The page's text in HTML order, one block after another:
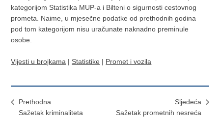
kategorijom Statistika MUP-a i Bilteni o sigurnosti cestovnog
prometa. Naime, u mjesečne podatke od prethodnih godina
pod tom kategorijom nisu uračunate naknadno preminule
osobe.
Vijesti u brojkama | Statistike | Promet i vozila
Prethodna
Sažetak kriminaliteta
Sljedeća
Sažetak prometnih nesreća